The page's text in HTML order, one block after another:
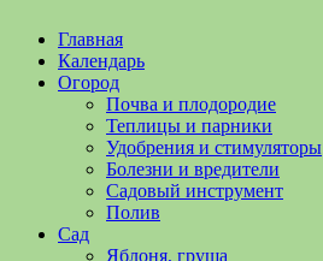
Садоводство
Огородничество
Садоводство
огородничество
полезные
уходу
Главная
Календарь
Огород
Почва и плодородие
Теплицы и парники
Удобрения и стимуляторы
Болезни и вредители
Садовый инструмент
Полив
Сад
Яблоня, груша